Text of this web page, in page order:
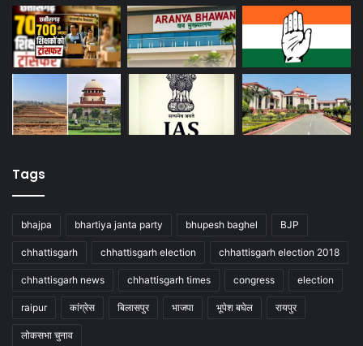
Tags
bhajpa bhartiya janta party bhupesh baghel BJP
chhattisgarh chhattisgarh election chhattisgarh election 2018
chhattisgarh news chhattisgarh times congress election
raipur कांग्रेस बिलासपुर भाजपा भूपेश बघेल रायपुर
लोकसभा चुनाव